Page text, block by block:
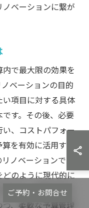
ベーションに繋が
で最大限の効果を
ベーションの目的
項目に対する具体
す。その後、必要
、コストパフォー
を有効に活用する
ノベーションで
のように現代的に
ため、実績のある
、柔軟な予算管理
ご予約・お問合せ